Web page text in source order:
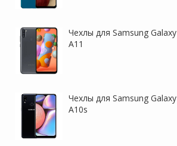
Чехлы для Samsung Galaxy
A11
Чехлы для Samsung Galaxy
A10s